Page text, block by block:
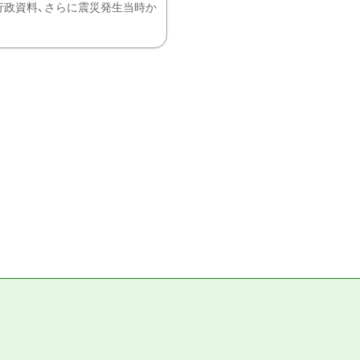
資料、さらに震災発生当時か